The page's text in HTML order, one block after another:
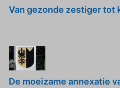
Van gezonde zestiger tot
De moeizame annexatie